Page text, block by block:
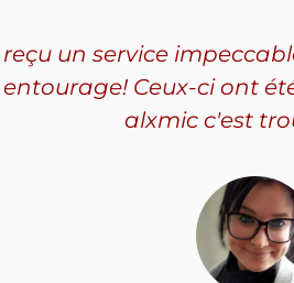
un service
Ceux-ci ont
alxmic c'est